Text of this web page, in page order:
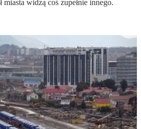
widzą coś zupełnie innego.